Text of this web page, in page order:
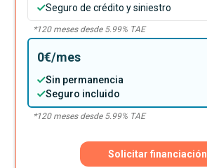
Seguro de crédito y siniestro
*120meses desde 5.99% TAE
0€/mes
Sin permanencia
Seguro incluido
*120meses desde 5.99% TAE
Solicitar financiación